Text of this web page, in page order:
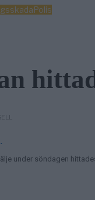
Polis
under söndagen